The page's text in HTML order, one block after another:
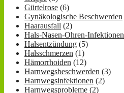
Gürtelrose (6)
Gynäkologische Beschwerden
Haarausfall (2)
Hals-Nasen-Ohren-Infektionen
Halsentzündung (5)
Halsschmerzen (1)
Hämorrhoiden (12)
Harnwegsbeschwerden (3)
Harnwegsinfektionen (2)
Harnwegsprobleme (2)